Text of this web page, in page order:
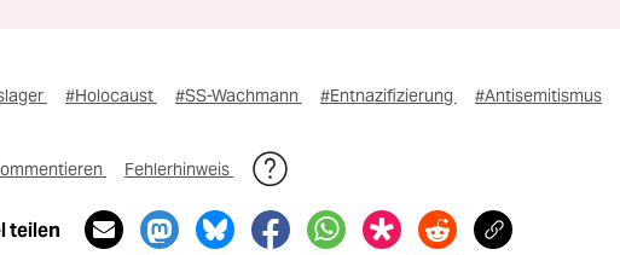
#Holocaust #SS-Wachmann #Entnazifizierung #Antisemitismus
Fehlerhinweis
teilen